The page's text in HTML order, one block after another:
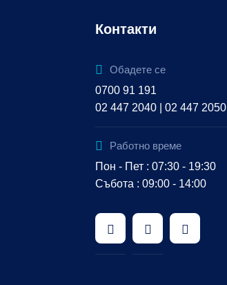
Контакти
Обадете се
0700 91 191
02 447 2040 | 02 447 2050
Работно време
Пон - Пет : 07:30 - 19:30
Събота : 09:00 - 14:00